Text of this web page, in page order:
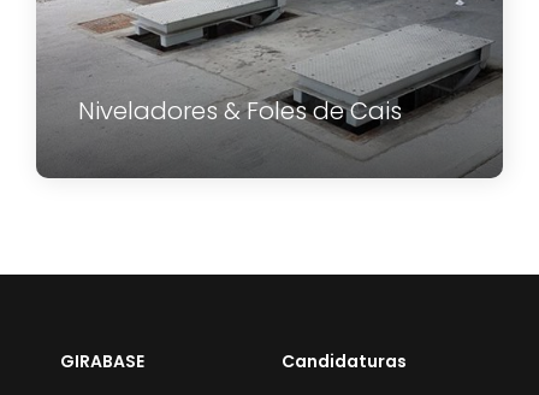
Niveladores & Foles de Cais
GIRABASE Candidaturas